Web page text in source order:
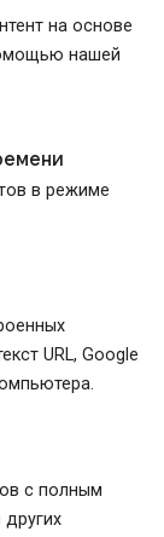
на основе
нашей
в режиме
URL, Google
с полным